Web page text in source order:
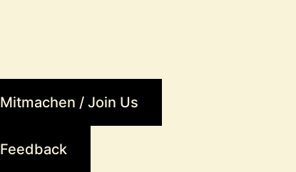
Mitmachen / Join Us
Feedback